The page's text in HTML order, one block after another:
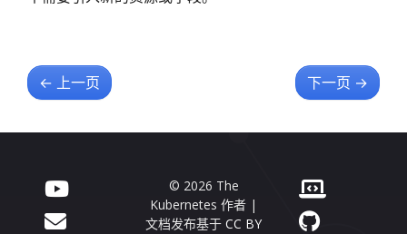
← 上一页 下一页 →
© 2026 The
Kubernetes 作者 |
文档发布基于 CC BY